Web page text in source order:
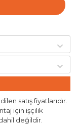
satış fiyatlarıdır.
için işçilik
değildir.